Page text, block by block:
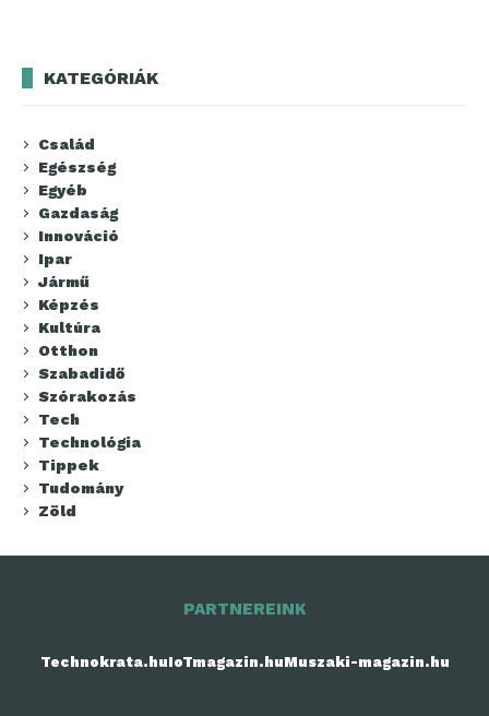
KATEGÓRIÁK
Család
Egészség
Egyéb
Gazdaság
Innováció
Ipar
Jármű
Képzés
Kultúra
Otthon
Szabadidő
Szórakozás
Tech
Technológia
Tippek
Tudomány
Zöld
PARTNEREINK
Technokrata.huIoTmagazin.huMuszaki-magazin.hu